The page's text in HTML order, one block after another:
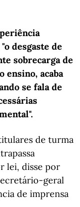
desgaste de
sobrecarga de
ensino, acaba
se fala de
de turma
lei, disse por
geral
de imprensa